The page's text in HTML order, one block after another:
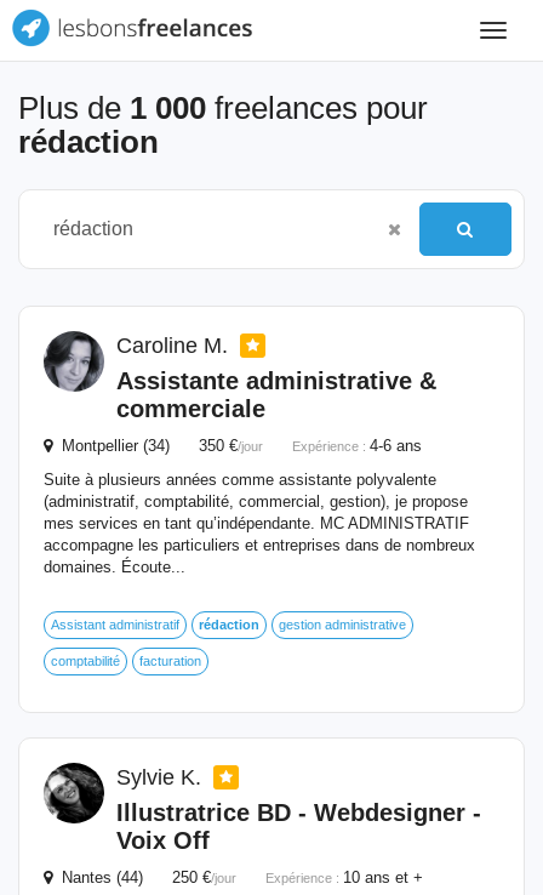
Toggle
Plus de 1 000 freelances pour
rédaction
Caroline M.
Assistante administrative &
commerciale
Montpellier (34) 350 €/jour Expérience : 4-6 ans
Suite à plusieurs années comme assistante polyvalente
(administratif, comptabilité, commercial, gestion), je propose
mes services en tant qu’indépendante. MC ADMINISTRATIF
accompagne les particuliers et entreprises dans de nombreux
domaines. Écoute...
Assistant administratif rédaction gestion administrative
comptabilité facturation
Sylvie K.
Illustratrice BD - Webdesigner -
Voix Off
Nantes (44) 250 €/jour Expérience : 10 ans et +